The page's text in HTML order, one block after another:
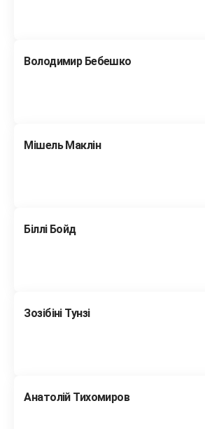
Володимир Бебешко
Мішель Маклін
Біллі Бойд
Зозібіні Тунзі
Анатолій Тихомиров